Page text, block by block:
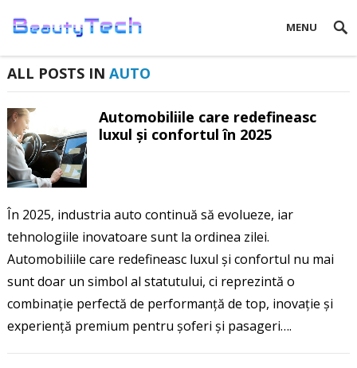
MENU
ALL POSTS IN AUTO
Automobiliile care redefineasc
luxul și confortul în 2025
În 2025, industria auto continuă să evolueze, iar
tehnologiile inovatoare sunt la ordinea zilei.
Automobiliile care redefineasc luxul și confortul nu mai
sunt doar un simbol al statutului, ci reprezintă o
combinație perfectă de performanță de top, inovație și
experiență premium pentru șoferi și pasageri….